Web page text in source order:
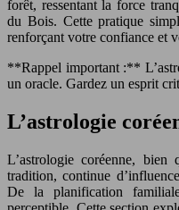
forêt, ressentant la force
du Bois. Cette pratique
renforçant votre confiance et
**Rappel important :**
un oracle. Gardez un esprit
L’astrologie
L’astrologie coréenne, bien
tradition, continue
De la planification